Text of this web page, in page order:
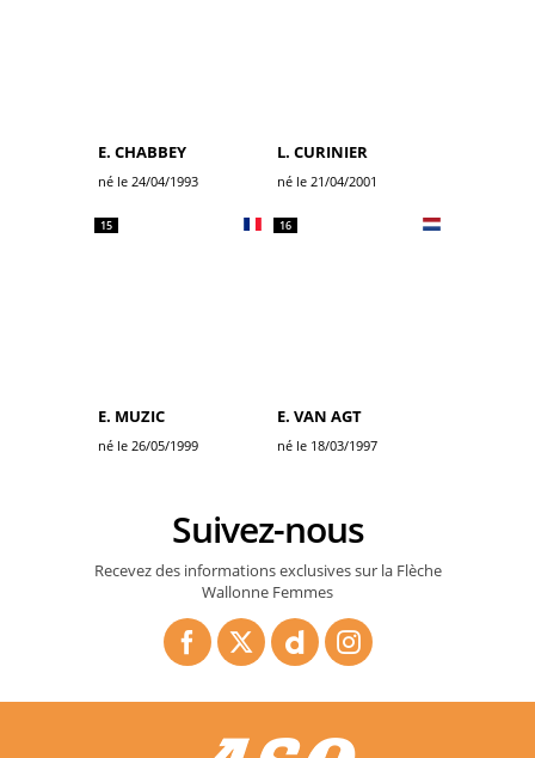
E. CHABBEY
né le 24/04/1993
L. CURINIER
né le 21/04/2001
15
E. MUZIC
né le 26/05/1999
16
E. VAN AGT
né le 18/03/1997
Suivez-nous
Recevez des informations exclusives sur la Flèche
Wallonne Femmes